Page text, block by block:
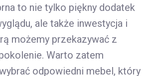
to nie tylko piękny dodatek
ale także inwestycja i
możemy przekazywać z
Warto zatem
odpowiedni mebel, który